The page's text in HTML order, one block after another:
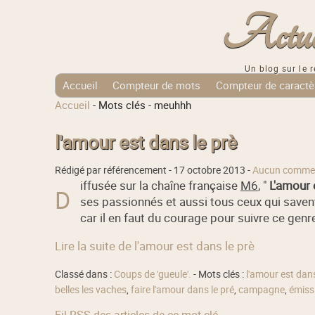
Un blog sur le
Accueil Compteur de mots Compteur de
Tags Cloud
Accueil - Mots clés - meuhhh
l'amour est dans le prè
Rédigé par référencement - 17 octobre 2013 -Aucun
D iffusée sur la chaîne française M6, "
ses passionnés et aussi tous ceux qui
car il en faut du courage pour suivre ce
Lire la suite de l'amour est dans le prè
Classé dans : Coups de 'gueule'. - Mots clés : l'amour est
belles les vaches, faire l'amour dans le pré, campagne,